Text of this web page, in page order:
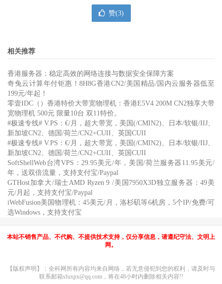
赞(3)
相关推荐
香港服务器：稳定高效的网络连接与数据安全保障方案
奇兔云计算年付钜惠！8H8G香港CN2/美国精品/国内云服务器低至
199元/年起！
零壹IDC（）香港特价大带宽物理机：香港E5V4 200M CN2独享大带
宽物理机 500元 限量10台 双11特价。
#极速专线# V.PS：€/月，超大带宽，美国(/CMIN2)、日本/软银/IIJ、
新加坡CN2、德国/荷兰/CN2+CUII、英国CUII
#极速专线# V.PS：€/月，超大带宽，美国(/CMIN2)、日本/软银/IIJ、
新加坡CN2、德国/荷兰/CN2+CUII、英国CUII
SoftShellWeb台湾VPS：29.95美元/年，美国/荷兰服务器11.95美元/
年，送双倍流量，支持支付宝/Paypal
GTHost加拿大/瑞士AMD Ryzen 9 /美国7950X3D独立服务器：49美
元/月起，支持支付宝/Paypal
iWebFusion美国物理机：45美元/月，洛杉矶等6机房，5个IP/免费/可
选Windows，支持支付宝
本站不销售产品、不代购、不提供技术支持，仅分享信息，请遵纪守法、文明上
网。
【版权声明】：全科网所有内容均来自网络，若无意侵犯到您的权利，请及时与
联系邮箱sfuxpx@qq.com，将在48小时内删除相关内容!!